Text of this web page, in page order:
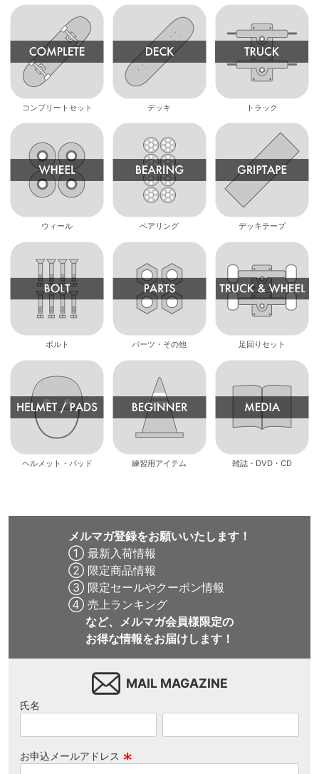
コンプリートセット デッキ トラック
ウィール ベアリング デッキテープ
ボルト パーツ・その他 足回りセット
ヘルメット・パッド 練習用アイテム 雑誌・DVD・CD
メルマガ登録をお願いいたします！
① 最新入荷情報
② 限定商品情報
③ 限定セールやクーポン情報
④ 売上ランキング
など、メルマガ会員様限定の
お得な情報をお届けします！
MAIL MAGAZINE
氏名
お申込メールアドレス